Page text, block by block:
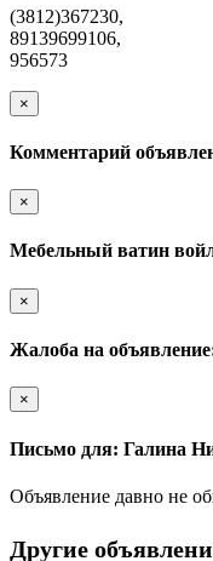
(3812)367230,
89139699106,
956573
×
Комментарий
×
Мебельный ватин
×
Жалоба на
×
Письмо для: Галина
Объявление давно не
Другие